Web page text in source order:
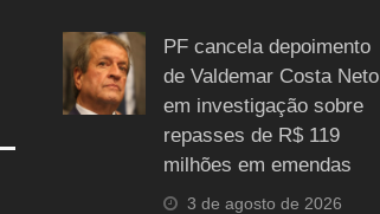
PF cancela depoimento
de Valdemar Costa Neto
em investigação sobre
repasses de R$ 119
milhões em emendas
3 de agosto de 2026